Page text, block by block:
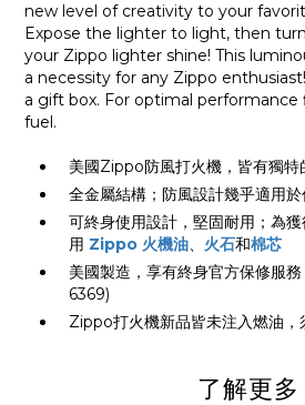
new level of creativity to your
Expose the lighter to light, then
your Zippo lighter shine! This
a necessity for any Zippo
a gift box. For optimal
fuel.
美國Zippo防風打火機，皆有獨
全金屬結構；防風設計幾乎適用
可終身使用設計，堅固耐用；為
用 Zippo 火機油、 火石和棉芯
美國製造，享有終身官方保修服
6369)
Zippo打火機新品皆未注入燃油，
了解更多